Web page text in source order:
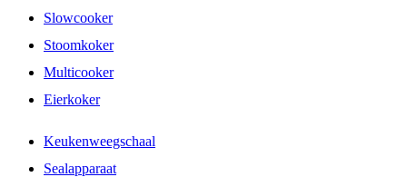
Slowcooker
Stoomkoker
Multicooker
Eierkoker
Keukenweegschaal
Sealapparaat